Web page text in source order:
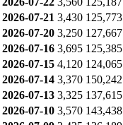
2026-07-21 3,430 125,773
2026-07-20 3,250 127,667
2026-07-16 3,695 125,385
2026-07-15 4,120 124,065
2026-07-14 3,370 150,242
2026-07-13 3,325 137,615
2026-07-10 3,570 143,438